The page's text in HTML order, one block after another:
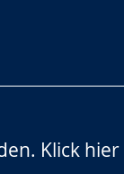
Klick hier